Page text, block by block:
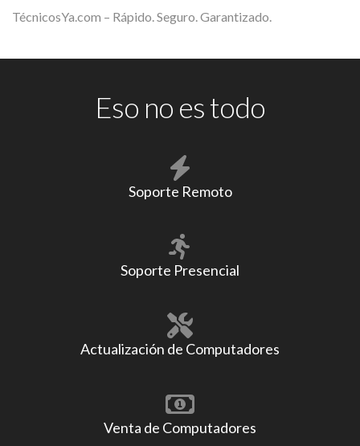
TécnicosYa.com – Rápido. Seguro. Garantizado.
Eso no es todo
Soporte Remoto
Soporte Presencial
Actualización de Computadores
Venta de Computadores